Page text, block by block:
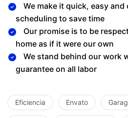
We make it quick, easy
scheduling to save time
Our promise is to be
home as if it were our own
We stand behind our work
guarantee on all labor
Eficiencia Envato